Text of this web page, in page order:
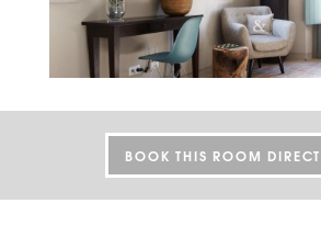
BOOK THIS ROOM